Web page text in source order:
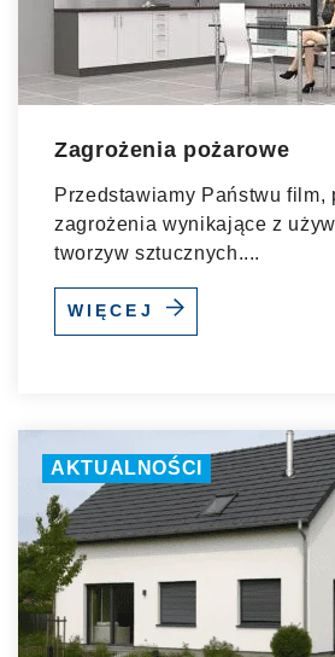
Zagrożenia pożarowe
Przedstawiamy Państwu film,
zagrożenia wynikające z
tworzyw sztucznych....
WIĘCEJ
AKTUALNOŚCI